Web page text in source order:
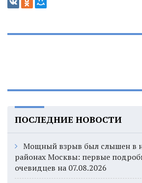
ПОСЛЕДНИЕ НОВОСТИ
Мощный взрыв был слышен в
районах Москвы: первые
очевидцев на 07.08.2026